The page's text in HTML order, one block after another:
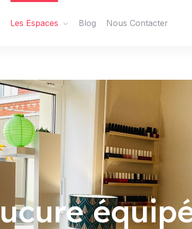
Les Espaces Blog Nous Contacter